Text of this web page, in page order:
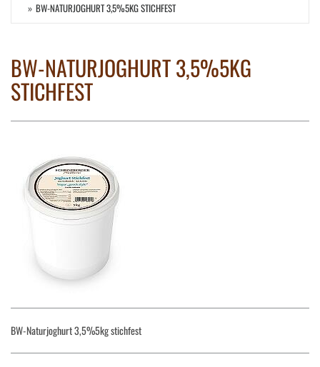
BW-NATURJOGHURT 3,5%5KG STICHFEST
BW-NATURJOGHURT 3,5%5KG
STICHFEST
BW-Naturjoghurt 3,5%5kg stichfest